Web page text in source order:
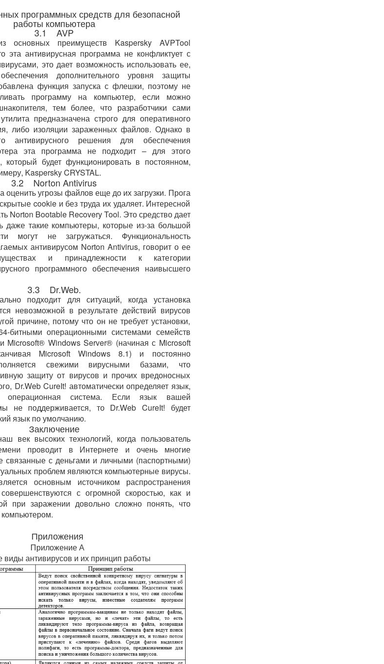
программных средств для безопасной
работы компьютера
3.1 AVP
основных преимуществ Kaspersky AVPTool
эта антивирусная программа не конфликтует с
это дает возможность использовать ее,
дополнительного уровня защиты
функция запуска с флешки, поэтому не
программу на компьютер, если можно
тем более, что разработчики сами
предназначена строго для оперативного
либо изоляции зараженных файлов. Однако в
антивирусного решения для обеспечения
эта программа не подходит – для этого
который будет функционировать в постоянном,
Kaspersky CRYSTAL.
3.2 Norton Antivirus
угрозы файлов еще до их загрузки. Прога
cookie и без труда их удаляет. Интересной
Norton Bootable Recovery Tool. Это средство дает
даже такие компьютеры, которые из-за большой
могут не загружаться. Функциональность
антивирусом Norton Antivirus, говорит о ее
и принадлежности к категории
программного обеспечения наивысшего
3.3 Dr.Web.
подходит для ситуаций, когда установка
невозможной в результате действий вирусов
причине, потому что он не требует установки,
битными операционными системами семейств
Microsoft® Windows Server® (начиная с Microsoft
Microsoft Windows 8.1) и постоянно
свежими вирусными базами, что
защиту от вирусов и прочих вредоносных
Dr.Web CureIt! автоматически определяет язык,
операционная система. Если язык вашей
не поддерживается, то Dr.Web CureIt! будет
язык по умолчанию.
Заключение
век высоких технологий, когда пользователь
проводит в Интернете и очень многие
связанные с деньгами и личными (паспортными)
проблем являются компьютерные вирусы.
основным источником распространения
с огромной скоростью, как и
при заражении довольно сложно понять, что
компьютером.
Приложения
Приложение А
антивирусов и их принцип работы